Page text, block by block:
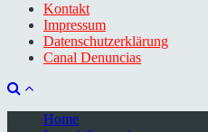
Kontakt
Impressum
Datenschutzerklärung
Canal Denuncias
Home